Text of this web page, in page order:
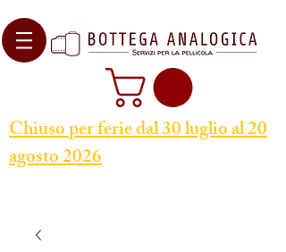
Chiuso per ferie dal 30 luglio al 20
agosto 2026